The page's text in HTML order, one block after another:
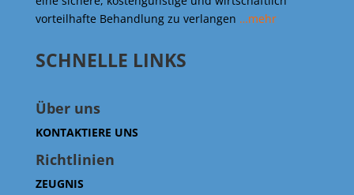
vorteilhafte Behandlung zu verlangen …mehr
SCHNELLE LINKS
Über uns
KONTAKTIERE UNS
Richtlinien
ZEUGNIS